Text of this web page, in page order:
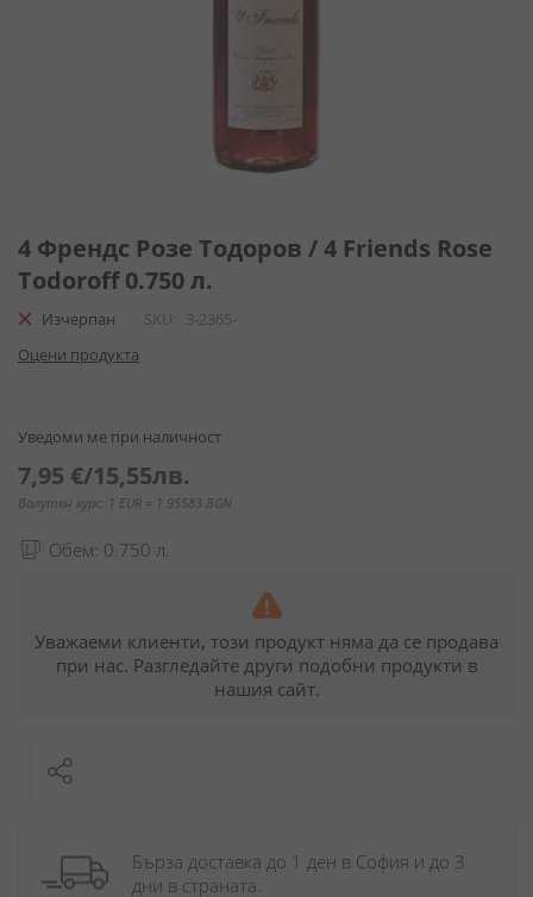
към
началото
на
галерия
снимки
4 Френдс Розе Тодоров / 4 Friends Rose
Todoroff 0.750 л.
Изчерпан SKU
3-2365-
Оцени продукта
Уведоми ме при наличност
7,95 €/15,55лв.
Валутен курс: 1 EUR = 1.95583 BGN
Обем: 0.750 л.
Уважаеми клиенти, този продукт няма да се продава
при нас. Разгледайте други подобни продукти в
нашия сайт.
Бърза доставка до 1 ден в София и до 3
дни в страната.